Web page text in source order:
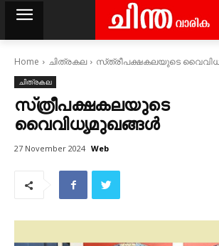
Home ചിത്രകല സ്‌ത്രീപക്ഷകലയുടെ
ചിത്രകല
സ്‌ത്രീപക്ഷകലയുടെ
വൈവിധ്യമുഖങ്ങൾ
27 November 2024 Web